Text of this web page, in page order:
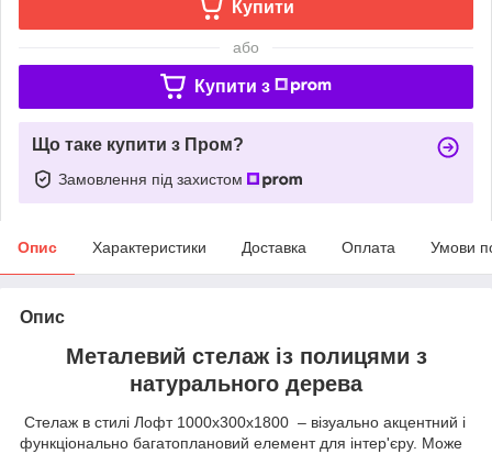
Купити
або
Купити з
Що таке купити з Пром?
Замовлення під захистом
Опис Характеристики Доставка Оплата Умови
Опис
Металевий стелаж із полицями з
натурального дерева
Стелаж в стилі Лофт 1000х300х1800 – візуально акцентний і
функціонально багатоплановий елемент для інтер'єру. Може